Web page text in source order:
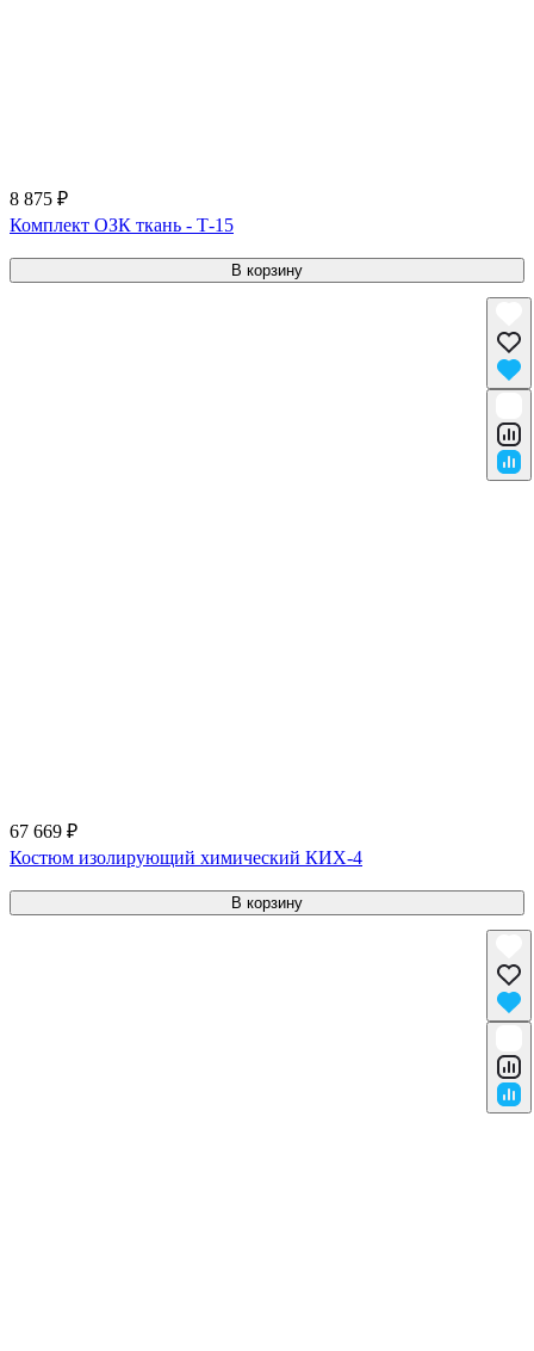
8 875 ₽
Комплект ОЗК ткань - Т-15
В корзину
67 669 ₽
Костюм изолирующий химический КИХ-4
В корзину